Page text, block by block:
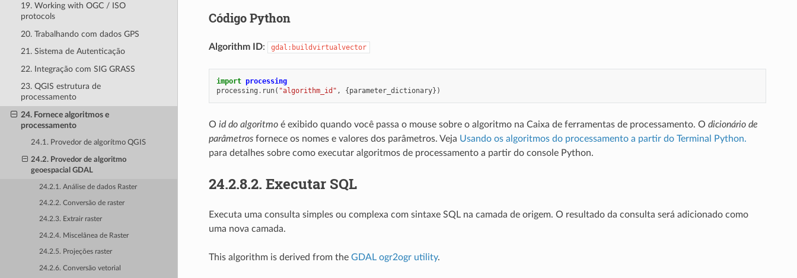
19. Working with OGC / ISO
protocols
20. Trabalhando com dados GPS
21. Sistema de Autenticação
22. Integração com SIG GRASS
23. QGIS estrutura de
processamento
24. Fornece algoritmos e
processamento
24.1. Provedor de algorítmo QGIS
24.2. Provedor de algoritmo
geoespacial GDAL
24.2.1. Análise de dados Raster
24.2.2. Conversão de raster
24.2.3. Extrair raster
24.2.4. Miscelânea de Raster
24.2.5. Projeções raster
24.2.6. Conversão vetorial
Código Python
Algorithm ID: gdal:buildvirtualvector
import processing
processing . run( "algorithm_id" , { parameter_dictionary})
O id do algoritmoé exibido quando você passa o mouse sobre o algoritmo na Caixa de ferramentas de processamento. O dicionário de
parâmetrosfornece os nomes e valores dos parâmetros. Veja Usando os algoritmos do processamento a partir do Terminal Python.
para detalhes sobre como executar algoritmos de processamento a partir do console Python.
24.2.8.2. Executar SQL
Executa uma consulta simples ou complexa com sintaxe SQL na camada de origem. O resultado da consulta será adicionado como
uma nova camada.
This algorithm is derived from the GDAL ogr2ogr utility.